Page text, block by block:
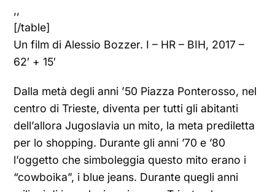
,,
[/table]
Un film di Alessio Bozzer. I – HR – BIH, 2017 –
62′ + 15′
Dalla metà degli anni ’50 Piazza Ponterosso, nel
centro di Trieste, diventa per tutti gli abitanti
dell’allora Jugoslavia un mito, la meta prediletta
per lo shopping. Durante gli anni ’70 e ’80
l’oggetto che simboleggia questo mito erano i
“cowboika”, i blue jeans. Durante quegli anni